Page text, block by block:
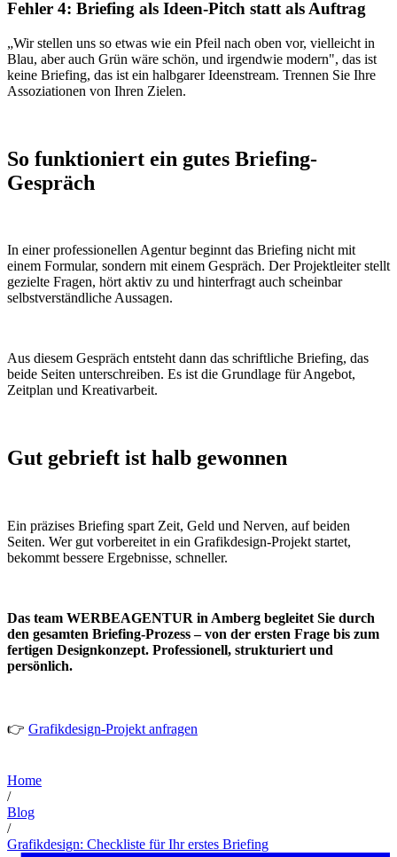
Fehler 4: Briefing als Ideen-Pitch statt als Auftrag
„Wir stellen uns so etwas wie ein Pfeil nach oben vor, vielleicht in
Blau, aber auch Grün wäre schön, und irgendwie modern", das ist
keine Briefing, das ist ein halbgarer Ideenstream. Trennen Sie Ihre
Assoziationen von Ihren Zielen.
So funktioniert ein gutes Briefing-
Gespräch
In einer professionellen Agentur beginnt das Briefing nicht mit
einem Formular, sondern mit einem Gespräch. Der Projektleiter stellt
gezielte Fragen, hört aktiv zu und hinterfragt auch scheinbar
selbstverständliche Aussagen.
Aus diesem Gespräch entsteht dann das schriftliche Briefing, das
beide Seiten unterschreiben. Es ist die Grundlage für Angebot,
Zeitplan und Kreativarbeit.
Gut gebrieft ist halb gewonnen
Ein präzises Briefing spart Zeit, Geld und Nerven, auf beiden
Seiten. Wer gut vorbereitet in ein Grafikdesign-Projekt startet,
bekommt bessere Ergebnisse, schneller.
Das team WERBEAGENTUR in Amberg begleitet Sie durch
den gesamten Briefing-Prozess – von der ersten Frage bis zum
fertigen Designkonzept. Professionell, strukturiert und
persönlich.
👉 Grafikdesign-Projekt anfragen
Home
/
Blog
/
Grafikdesign: Checkliste für Ihr erstes Briefing